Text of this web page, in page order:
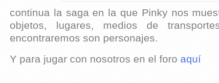
continua la saga en la que Pinky nos
objetos, lugares, medios de
encontraremos son personajes.
Y para jugar con nosotros en el foro aquí